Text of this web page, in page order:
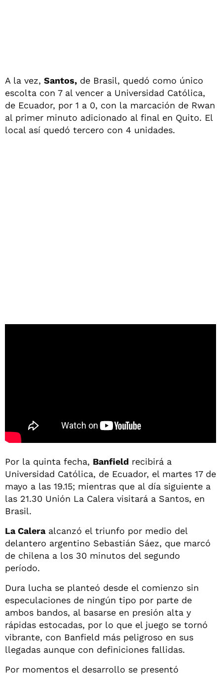
A la vez, Santos, de Brasil, quedó como único
escolta con 7 al vencer a Universidad Católica,
de Ecuador, por 1 a 0, con la marcación de Rwan
al primer minuto adicionado al final en Quito. El
local así quedó tercero con 4 unidades.
Por la quinta fecha, Banfield recibirá a
Universidad Católica, de Ecuador, el martes 17 de
mayo a las 19.15; mientras que al día siguiente a
las 21.30 Unión La Calera visitará a Santos, en
Brasil.
La Caleraalcanzó el triunfo por medio del
delantero argentino Sebastián Sáez, que marcó
de chilena a los 30 minutos del segundo
período.
Dura lucha se planteó desde el comienzo sin
especulaciones de ningún tipo por parte de
ambos bandos, al basarse en presión alta y
rápidas estocadas, por lo que el juego se tornó
vibrante, con Banfield más peligroso en sus
llegadas aunque con definiciones fallidas.
Por momentos el desarrollo se presentó